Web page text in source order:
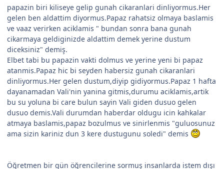
papazin biri kiliseye gelip gunah cikaranlari dinliyormus.Her
gelen ben aldattim diyormus.Papaz rahatsiz olmaya baslamis
ve vaaz verirken aciklamis " bundan sonra bana gunah
cikarmaya geldiginizde aldattim demek yerine dustum
diceksiniz" demiş.
Elbet tabi bu papazin vakti dolmus ve yerine yeni bi papaz
atanmis.Papaz hic bi seyden habersiz gunah cikaranlari
dinliyormus.Her gelen dustum,diyip gidiyormus.Papaz 1 hafta
dayanamadan Vali'nin yanina gitmis,durumu aciklamis,artik
bu su yoluna bi care bulun sayin Vali giden dusuo gelen
dusuo demis.Vali durumdan haberdar oldugu icin kahkalar
atmaya baslamis,papaz bozulmus ve sinirlenmis "guluosunuz
ama sizin kariniz dun 3 kere dustugunu soledi" demis
Öğretmen bir gün öğrencilerine sormuş insanlarda istem dışı